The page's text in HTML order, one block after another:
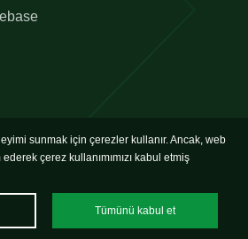
sunmak için çerezler kullanır. Ancak, web
çerez kullanımımızı kabul etmiş
Tümünü kabul et